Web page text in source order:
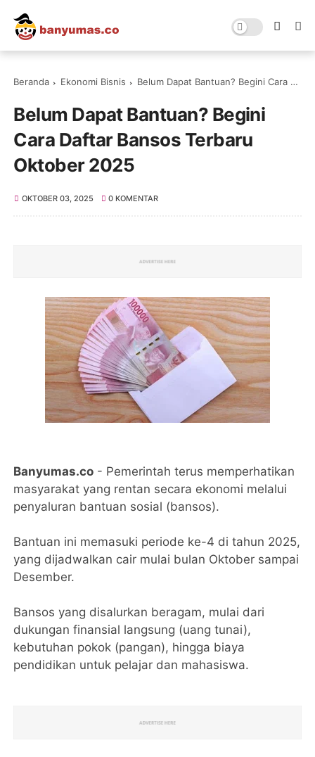
Beranda Ekonomi Bisnis Belum Dapat Bantuan? Begini Cara Daftar Bansos Terbaru Oktober 2025
Belum Dapat Bantuan? Begini
Cara Daftar Bansos Terbaru
Oktober 2025
OKTOBER 03, 2025 0 KOMENTAR
Banyumas.co - Pemerintah terus memperhatikan
masyarakat yang rentan secara ekonomi melalui
penyaluran bantuan sosial (bansos).
Bantuan ini memasuki periode ke-4 di tahun 2025,
yang dijadwalkan cair mulai bulan Oktober sampai
Desember.
Bansos yang disalurkan beragam, mulai dari
dukungan finansial langsung (uang tunai),
kebutuhan pokok (pangan), hingga biaya
pendidikan untuk pelajar dan mahasiswa.